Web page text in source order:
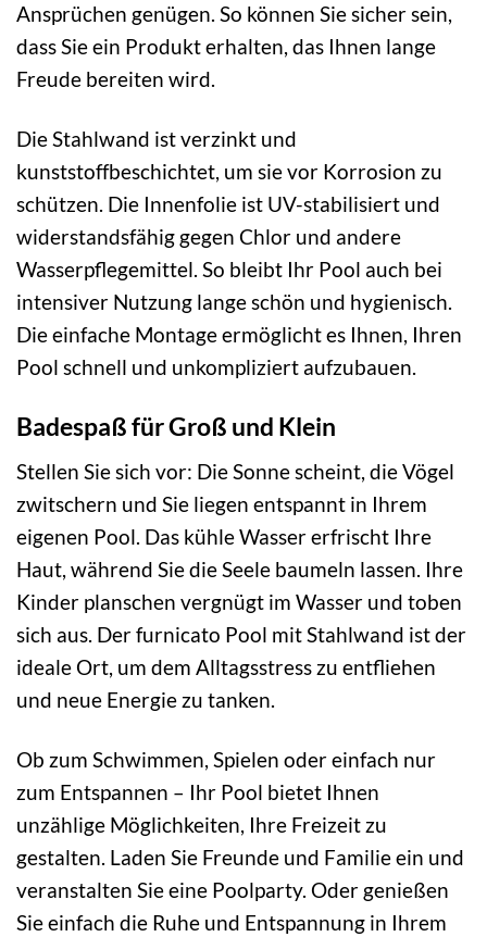
Ansprüchen genügen. So können Sie sicher sein,
dass Sie ein Produkt erhalten, das Ihnen lange
Freude bereiten wird.
Die Stahlwand ist verzinkt und
kunststoffbeschichtet, um sie vor Korrosion zu
schützen. Die Innenfolie ist UV-stabilisiert und
widerstandsfähig gegen Chlor und andere
Wasserpflegemittel. So bleibt Ihr Pool auch bei
intensiver Nutzung lange schön und hygienisch.
Die einfache Montage ermöglicht es Ihnen, Ihren
Pool schnell und unkompliziert aufzubauen.
Badespaß für Groß und Klein
Stellen Sie sich vor: Die Sonne scheint, die Vögel
zwitschern und Sie liegen entspannt in Ihrem
eigenen Pool. Das kühle Wasser erfrischt Ihre
Haut, während Sie die Seele baumeln lassen. Ihre
Kinder planschen vergnügt im Wasser und toben
sich aus. Der furnicato Pool mit Stahlwand ist der
ideale Ort, um dem Alltagsstress zu entfliehen
und neue Energie zu tanken.
Ob zum Schwimmen, Spielen oder einfach nur
zum Entspannen – Ihr Pool bietet Ihnen
unzählige Möglichkeiten, Ihre Freizeit zu
gestalten. Laden Sie Freunde und Familie ein und
veranstalten Sie eine Poolparty. Oder genießen
Sie einfach die Ruhe und Entspannung in Ihrem